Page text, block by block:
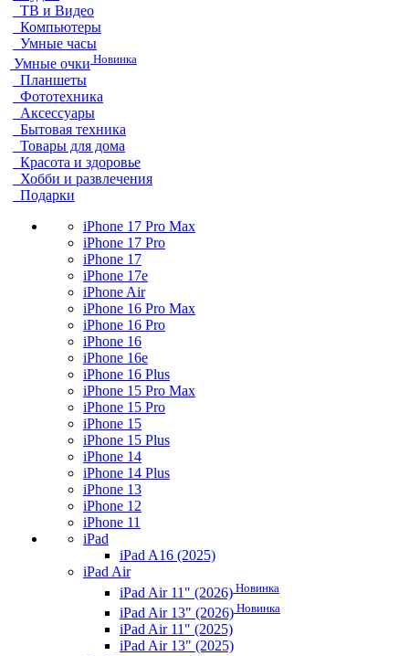
ТВ и Видео
Компьютеры
Умные часы
Умные очки Новинка
Планшеты
Фототехника
Аксессуары
Бытовая техника
Товары для дома
Красота и здоровье
Хобби и развлечения
Подарки
iPhone 17 Pro Max
iPhone 17 Pro
iPhone 17
iPhone 17e
iPhone Air
iPhone 16 Pro Max
iPhone 16 Pro
iPhone 16
iPhone 16e
iPhone 16 Plus
iPhone 15 Pro Max
iPhone 15 Pro
iPhone 15
iPhone 15 Plus
iPhone 14
iPhone 14 Plus
iPhone 13
iPhone 12
iPhone 11
iPad
iPad A16 (2025)
iPad Air
iPad Air 11" (2026) Новинка
iPad Air 13" (2026) Новинка
iPad Air 11" (2025)
iPad Air 13" (2025)